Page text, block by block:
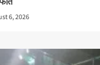
6, 2026